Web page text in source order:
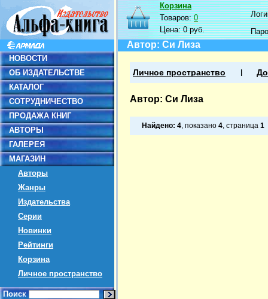
НОВОСТИ
ОБ ИЗДАТЕЛЬСТВЕ
КАТАЛОГ
СОТРУДНИЧЕСТВО
ПРОДАЖА КНИГ
АВТОРЫ
ГАЛЕРЕЯ
МАГАЗИН
Авторы
Жанры
Издательства
Серии
Новинки
Рейтинги
Корзина
Личное пространство
Поиск
Корзина
Товаров:0
Цена:0 руб.
Автор: Си Лиза
Личное пространство
Автор: Си Лиза
Найдено: 4, показано 4, страница 1